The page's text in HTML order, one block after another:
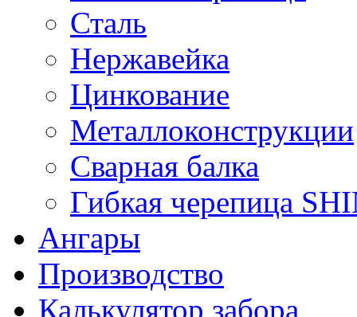
Сталь
Нержавейка
Цинкование
Металлоконструкции
Сварная балка
Гибкая черепица
Ангары
Производство
Калькулятор забора